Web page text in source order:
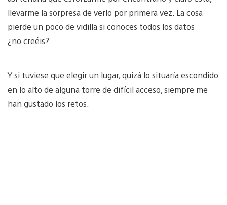
llevarme la sorpresa de verlo por primera vez. La cosa
pierde un poco de vidilla si conoces todos los datos
¿no creéis?
Y si tuviese que elegir un lugar, quizá lo situaría escondido
en lo alto de alguna torre de difícil acceso, siempre me
han gustado los retos.